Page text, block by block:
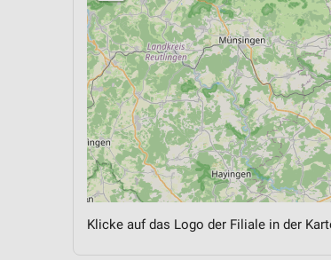
Klicke auf das Logo der Filiale in der